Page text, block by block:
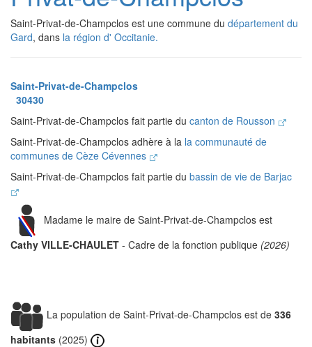
Saint-Privat-de-Champclos est une commune du département du
Gard, dans la région d' Occitanie.
Saint-Privat-de-Champclos
30430
Saint-Privat-de-Champclos fait partie du canton de Rousson
Saint-Privat-de-Champclos adhère à la la communauté de
communes de Cèze Cévennes
Saint-Privat-de-Champclos fait partie du bassin de vie de Barjac
Madame le maire de Saint-Privat-de-Champclos est
Cathy VILLE-CHAULET - Cadre de la fonction publique (2026)
La population de Saint-Privat-de-Champclos est de 336
habitants (2025)